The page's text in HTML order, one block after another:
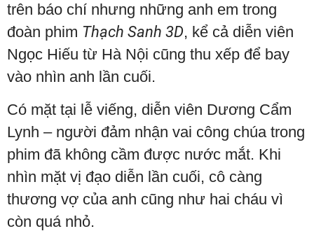
trên báo chí nhưng những anh em trong
đoàn phim Thạch Sanh 3D, kể cả diễn viên
Ngọc Hiếu từ Hà Nội cũng thu xếp để bay
vào nhìn anh lần cuối.
Có mặt tại lễ viếng, diễn viên Dương Cẩm
Lynh – người đảm nhận vai công chúa trong
phim đã không cầm được nước mắt. Khi
nhìn mặt vị đạo diễn lần cuối, cô càng
thương vợ của anh cũng như hai cháu vì
còn quá nhỏ.